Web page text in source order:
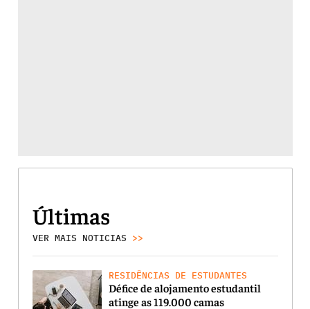
Últimas
VER MAIS NOTICIAS >>
RESIDÊNCIAS DE ESTUDANTES
Défice de alojamento estudantil
atinge as 119.000 camas